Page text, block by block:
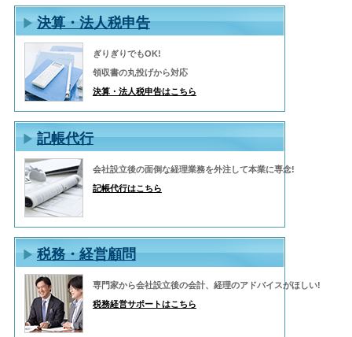
決算・法人税申告
ぎりぎりでもOK!
領収書の丸投げから対応
決算・法人税申告はこちら
記帳代行
会社設立後の面倒な経理業務を外注して本業に専念!
記帳代行はこちら
税務・経営顧問
専門家から会社設立後の会計、経理のアドバイスがほしい!
税務経営サポートはこちら